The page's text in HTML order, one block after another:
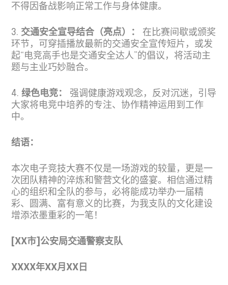
不得因备战影响正常工作与身体健康。
3. 交通安全宣导结合（亮点）：
在比赛间歇或颁奖
环节，可穿插播放最新的交通安全宣传短片，或发
起“电竞高手也是交通安全达人”的倡议，将活动主
题与主业巧妙融合。
4. 绿色电竞：
强调健康游戏观念，反对沉迷，引导
大家将电竞中培养的专注、协作精神运用到工作
中。
结语：
本次电子竞技大赛不仅是一场游戏的较量，更是一
次团队精神的淬炼和警营文化的盛宴。相信通过精
心的组织和全队的参与，必将能成功举办一届精
彩、圆满、富有意义的比赛，为我支队的文化建设
增添浓墨重彩的一笔！
[XX市]公安局交通警察支队
XXXX年XX月XX日